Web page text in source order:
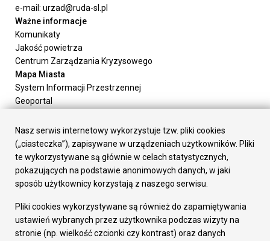
e-mail: urzad@ruda-sl.pl
Ważne informacje
Komunikaty
Jakość powietrza
Centrum Zarządzania Kryzysowego
Mapa Miasta
System Informacji Przestrzennej
Geoportal
Załatw sprawę
Prezydent Miasta
Rada Miasta
Wydziały
Elektroniczna Skrzynka Podawcza
Gospodarka
Fundusze europejskie
Środki krajowe
Nasz serwis internetowy wykorzystuje tzw. pliki cookies
(„ciasteczka”), zapisywane w urządzeniach użytkowników. Pliki
te wykorzystywane są głównie w celach statystycznych,
pokazujących na podstawie anonimowych danych, w jaki
sposób użytkownicy korzystają z naszego serwisu.
Pliki cookies wykorzystywane są również do zapamiętywania
ustawień wybranych przez użytkownika podczas wizyty na
stronie (np. wielkość czcionki czy kontrast) oraz danych